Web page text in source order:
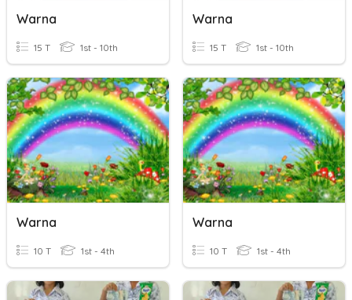
Warna
15 T 1st - 10th
Warna
15 T 1st - 10th
Warna
10 T 1st - 4th
Warna
10 T 1st - 4th